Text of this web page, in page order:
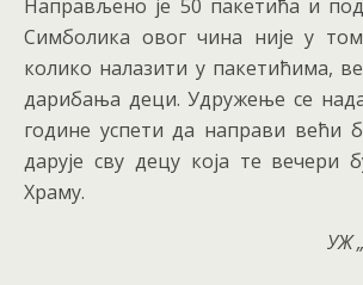
Направљено је 50 пакетића и
Симболика овог чина није у
колико налазити у пакетићима,
дарибања деци. Удружење се
године успети да направи већи
дарује сву децу која те вечери
Храму.
УЖ